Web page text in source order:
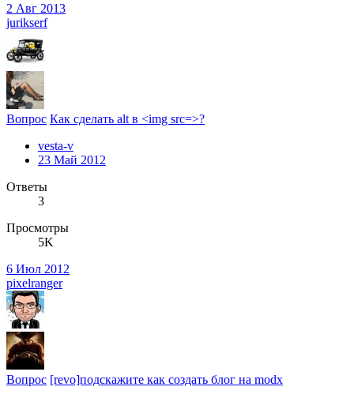
2 Авг 2013
jurikserf
Вопрос Как сделать alt в <img src=>?
vesta-v
23 Май 2012
Ответы
3
Просмотры
5K
6 Июл 2012
pixelranger
Вопрос [revo]подскажите как создать блог на modx